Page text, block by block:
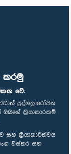
කරමු
වේ:
පුද්ගලාරෝපිත
ක්‍රියාකාරකම්
සහ ක්‍රියාකාරීත්වය
විස්තර සහ